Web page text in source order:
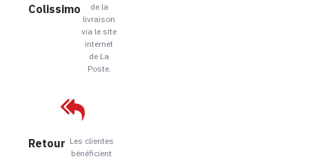
Colissimo
de la
livraison
via le site
internet
de La
Poste.
Retour Les clientes
bénéficient